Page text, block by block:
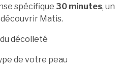
spécifique 30 minutes, un
Matis.
décolleté
de votre peau